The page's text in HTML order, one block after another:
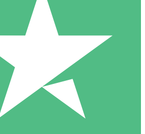
Creditpakketten
downloadtegoeden. Geen maandelijkse
1000